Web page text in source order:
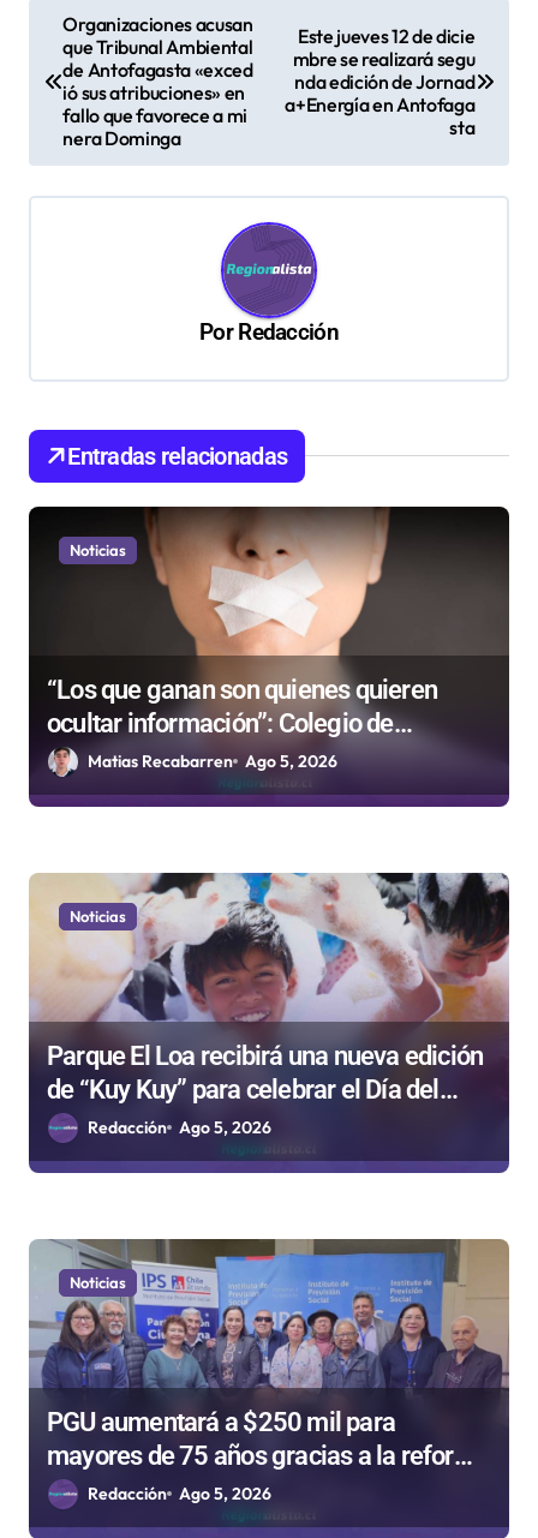
g
n
e
Organizaciones acusan
que Tribunal Ambiental
de Antofagasta «exced
ió sus atribuciones» en
fallo que favorece a mi
nera Dominga
Este jueves 12 de dicie
mbre se realizará segu
nda edición de Jornad
a+Energía en Antofaga
sta
PorRedacción
Entradas relacionadas
Noticias
“Los que ganan son quienes quieren
ocultar información”: Colegio de
Periodistas cuestiona la “Ley Mordaza
2.0”
Matias Recabarren Ago 5, 2026
Noticias
Parque El Loa recibirá una nueva edición
de “Kuy Kuy” para celebrar el Día del
NiñoRedacción Ago 5, 2026
Noticias
PGU aumentará a $250 mil para
mayores de 75 años gracias a la reforma
aprobada el 2025
Redacción Ago 5, 2026